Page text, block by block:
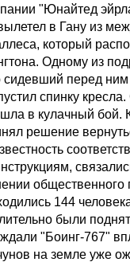
"Юнайтед
в Гану из
который
Одному из
сидевший перед
спинку
в кулачный бой.
решение
общественного
144
были
"Боинг-767"
на земле уже